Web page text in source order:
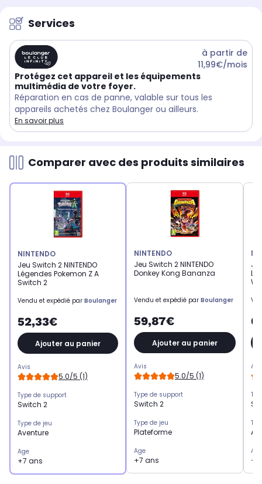
Services
à partir de
11,99€/mois
Protégez cet appareil et les équipements
multimédia de votre foyer.
Réparation en cas de panne, valable sur tous les
appareils achetés chez Boulanger ou ailleurs.
En savoir plus
Comparer avec des produits similaires
NINTENDO
Jeu Switch 2 NINTENDO
Légendes Pokemon Z A
Switch 2
Vendu et expédié par Boulanger
52,33€
Ajouter au panier
Avis
5.0/5 (1)
Type de support
Switch 2
Type de jeu
Aventure
Age
+7 ans
NINTENDO
Jeu Switch 2 NINTENDO
Donkey Kong Bananza
Vendu et expédié par Boulanger
59,87€
Ajouter au panier
Avis
5.0/5 (1)
Type de support
Switch 2
Type de jeu
Plateforme
Age
+7 ans
Age